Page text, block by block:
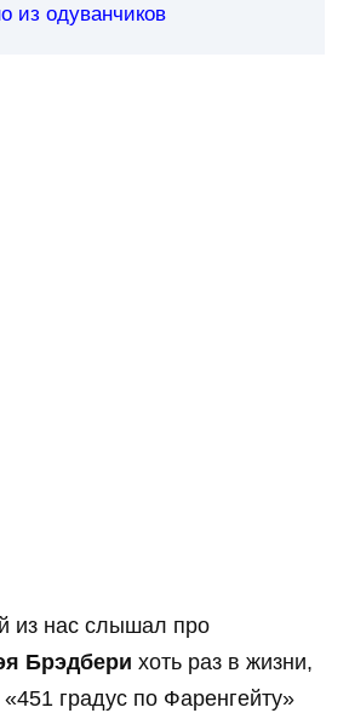
из одуванчиков
из нас слышал про
Брэдбери хоть раз в жизни,
градус по Фаренгейту»